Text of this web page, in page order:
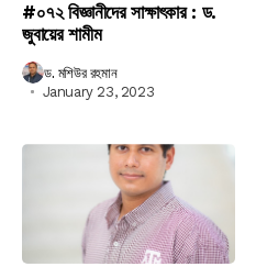
#০৭২ বিজ্ঞানীদের সাক্ষাৎকার : ড.
জুবায়ের শামীম
ড. মশিউর রহমান
January 23, 2023